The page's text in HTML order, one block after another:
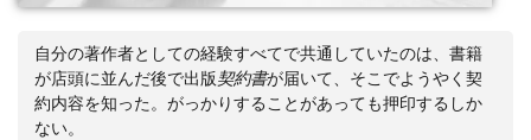
自分の著作者としての経験すべてで共通していたのは、書籍
が店頭に並んだ後で出版契約書が届いて、そこでようやく契
約内容を知った。がっかりすることがあっても押印するしか
ない。